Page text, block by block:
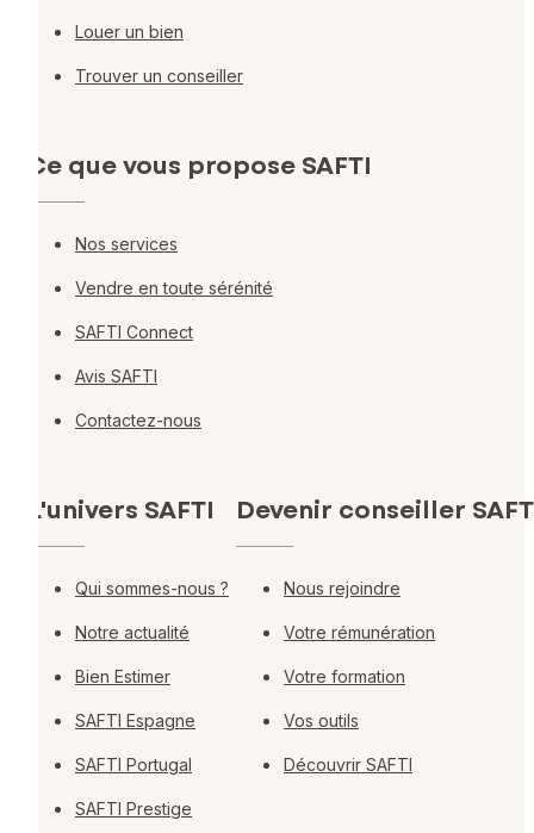
Louer un bien
Trouver un conseiller
Ce que vous propose SAFTI
Nos services
Vendre en toute sérénité
SAFTI Connect
Avis SAFTI
Contactez-nous
L'univers SAFTI
Qui sommes-nous ?
Notre actualité
Bien Estimer
SAFTI Espagne
SAFTI Portugal
SAFTI Prestige
Devenir conseiller
Nous rejoindre
Votre rémunération
Votre formation
Vos outils
Découvrir SAFTI